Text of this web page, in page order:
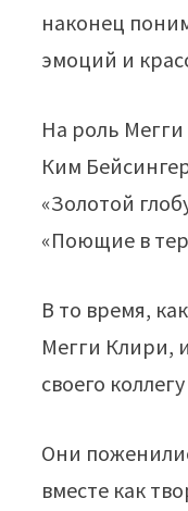
наконец
эмоций и
На роль
Ким
«Золотой
«Поющие в
В то время,
Мегги Клири,
своего
Они
вместе как